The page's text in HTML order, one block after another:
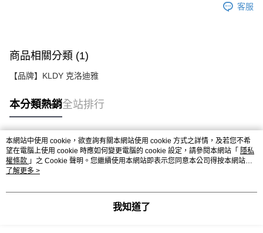
客服
商品相關分類 (1)
【品牌】KLDY 克洛迪雅
本分類熱銷全站排行
熱門標籤
本網站中使用 cookie，欲查詢有關本網站使用 cookie 方式之詳情，及若您不希
望在電腦上使用 cookie 時應如何變更電腦的 cookie 設定，請參閱本網站「 隱私
權條款 」之 Cookie 聲明。您繼續使用本網站即表示您同意本公司得按本網站使
用條款之 Cookie 聲明使用 cookie。
了解更多 >
我知道了